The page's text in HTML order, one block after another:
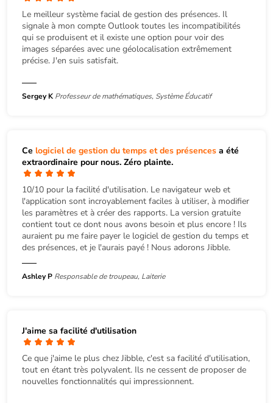
Le meilleur système facial de gestion des présences. Il
signale à mon compte Outlook toutes les incompatibilités
qui se produisent et il existe une option pour voir des
images séparées avec une géolocalisation extrêmement
précise. J'en suis satisfait.
Sergey K Professeur de mathématiques, Système Éducatif
Ce logiciel de gestion du temps et des présences a été
extraordinaire pour nous. Zéro plainte.
10/10 pour la facilité d'utilisation. Le navigateur web et
l'application sont incroyablement faciles à utiliser, à modifier
les paramètres et à créer des rapports. La version gratuite
contient tout ce dont nous avons besoin et plus encore ! Ils
auraient pu me faire payer le logiciel de gestion du temps et
des présences, et je l'aurais payé ! Nous adorons Jibble.
Ashley P Responsable de troupeau, Laiterie
J'aime sa facilité d'utilisation
Ce que j'aime le plus chez Jibble, c'est sa facilité d'utilisation,
tout en étant très polyvalent. Ils ne cessent de proposer de
nouvelles fonctionnalités qui impressionnent.